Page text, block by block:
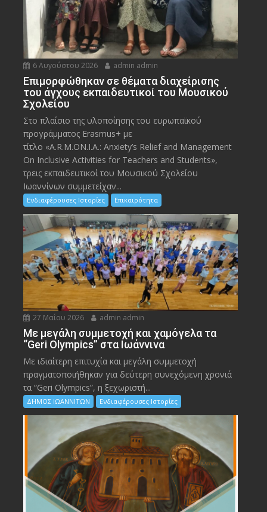
6 Αυγούστου 2026 admin admin
Eπιμορφώθηκαν σε θέματα διαχείρισης
του άγχους εκπαιδευτικοί του Μουσικού
Σχολείου
Στο πλαίσιο της υλοποίησης του ευρωπαϊκού
προγράμματος Erasmus+ με
τίτλο «A.R.M.ON.I.A.: Anxiety’s Relief and Management
On Inclusive Activities for Teachers and Students»,
τρεις εκπαιδευτικοί του Μουσικού Σχολείου
Ιωαννίνων συμμετείχαν...
Ενδιαφέρουσες Ιστορίες Επικαιρότητα
27 Μαΐου 2026 admin admin
Με μεγάλη συμμετοχή και χαμόγελα τα
“Geri Olympics” στα Ιωάννινα
Με ιδιαίτερη επιτυχία και μεγάλη συμμετοχή
πραγματοποιήθηκαν για δεύτερη συνεχόμενη χρονιά
τα “Geri Olympics”, η ξεχωριστή...
ΔΗΜΟΣ ΙΩΑΝΝΙΤΩΝ Ενδιαφέρουσες Ιστορίες